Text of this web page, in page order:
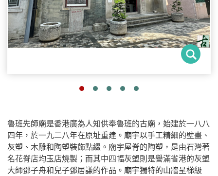
魯班先師廟是香港廣為人知供奉魯班的古廟，始建於一八八
四年，於一九二八年在原址重建。廟宇以手工精細的壁畫、
灰塑、木雕和陶塑裝飾點綴。廟宇屋脊的陶塑，是由石灣著
名花脊店均玉店燒製；而其中四幅灰塑則是譽滿省港的灰塑
大師鄧子舟和兒子鄧居謙的作品。廟宇獨特的山牆呈梯級